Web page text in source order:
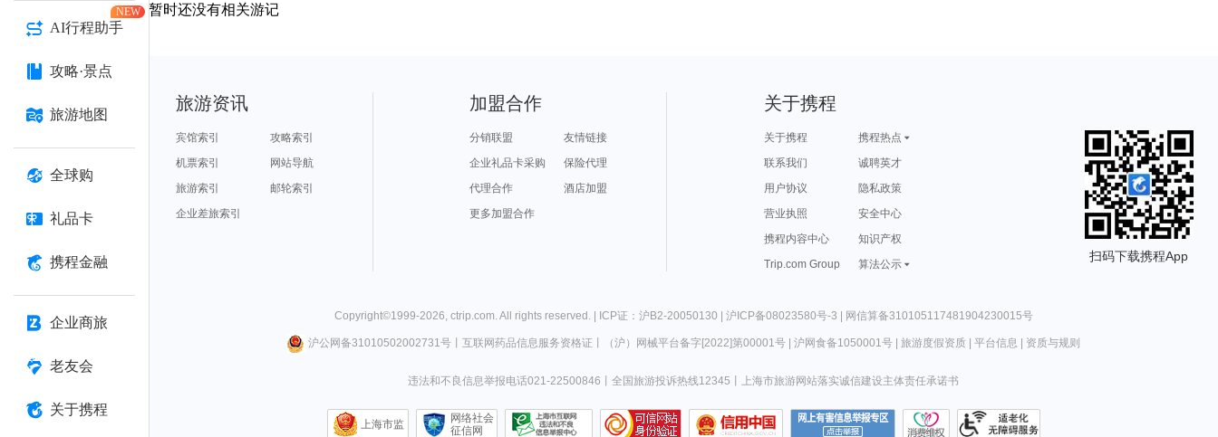
AI行程助手
NEW
攻略·景点
旅游地图
全球购
礼品卡
携程金融
企业商旅
老友会
关于携程
暂时还没有相关游记
旅游资讯
宾馆索引
攻略索引
机票索引
网站导航
旅游索引
邮轮索引
企业差旅索引
加盟合作
分销联盟
友情链接
企业礼品卡采购
保险代理
代理合作
酒店加盟
更多加盟合作
关于携程
关于携程
携程热点
联系我们
诚聘英才
用户协议
隐私政策
营业执照
安全中心
携程内容中心
知识产权
Trip.com Group
算法公示
扫码下载携程App
Copyright©1999-2026, ctrip.com. All rights reserved. | ICP证：沪B2-20050130 | 沪ICP备08023580号-3 | 网信算备310105117481904230015号
沪公网备31010502002731号丨 互联网药品信息服务资格证 （沪）网械平台备字[2022]第00001号| 沪网食备1050001号| 旅游度假资质| 平台信息 资质与规则
违法和不良信息举报电话021-22500846 全国旅游投诉热线12345 上海市旅游网站落实诚信建设主体责任承诺书
上海市监
网络社会
征信网